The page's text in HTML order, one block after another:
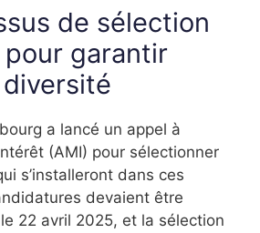
de sélection
garantir
a lancé un appel à
(AMI) pour sélectionner
s’installeront dans ces
devaient être
22 avril 2025, et la sélection